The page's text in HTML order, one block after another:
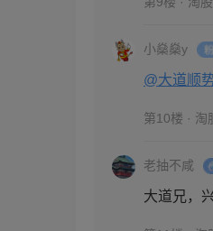
小燊燊y
@大道顺
第10楼 · 淘
老抽不咸
大道兄，